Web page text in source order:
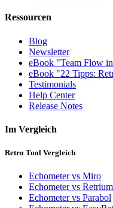
Ressourcen
Blog
Newsletter
eBook "Team Flow
eBook "22 Tipps:
Testimonials
Help Center
Release Notes
Im Vergleich
Retro Tool Vergleich
Echometer vs Miro
Echometer vs Retrium
Echometer vs Parabol